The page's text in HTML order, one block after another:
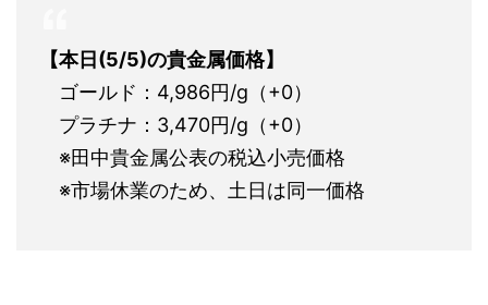
【本日(5/5)の貴金属価格】
ゴールド：4,986円/g（+0）
プラチナ：3,470円/g（+0）
※田中貴金属公表の税込小売価格
※市場休業のため、土日は同一価格